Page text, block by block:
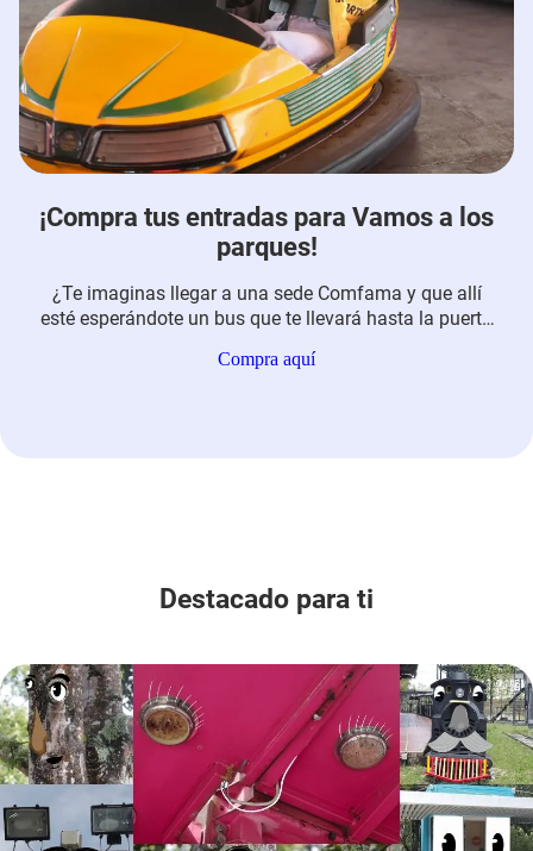
¡Compra tus entradas para Vamos a los
parques!
¿Te imaginas llegar a una sede Comfama y que allí
esté esperándote un bus que te llevará hasta la puerta
Compra aquí
Destacado para ti